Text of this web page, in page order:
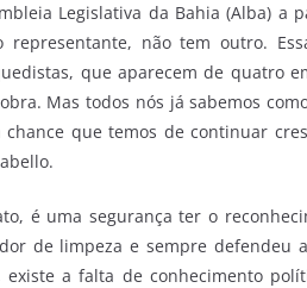
Legislativa da Bahia (Alba)
representante, não tem outro.
que aparecem de quatro
Mas todos nós já sabemos
chance que temos de continuar
é uma segurança ter o
de limpeza e sempre defendeu
existe a falta de conhecimento